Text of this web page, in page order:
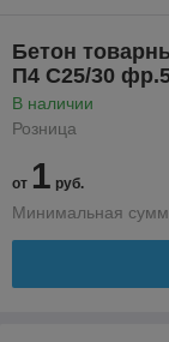
Бетон
П4 С25/30
В наличии
Розница
от 1 руб.
Минимальная